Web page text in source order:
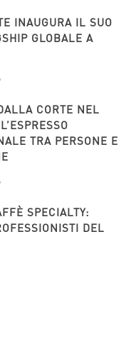
INAUGURA IL SUO
GLOBALE A
CORTE NEL
TRA PERSONE E
SPECIALTY:
DEL